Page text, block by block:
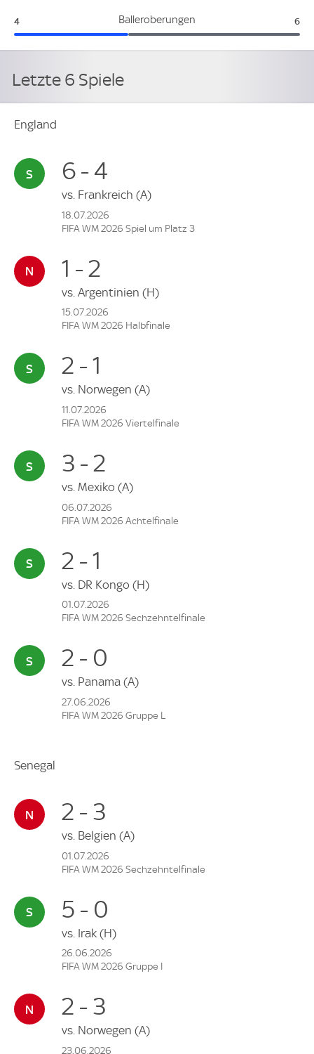
Balleroberungen
England:
4 6
Letzte 6 Spiele
England
6 - 4
vs. Frankreich (A)
18.07.2026
FIFA WM 2026 Spiel um Platz 3
1 - 2
vs. Argentinien (H)
15.07.2026
FIFA WM 2026 Halbfinale
2 - 1
vs. Norwegen (A)
11.07.2026
FIFA WM 2026 Viertelfinale
3 - 2
vs. Mexiko (A)
06.07.2026
FIFA WM 2026 Achtelfinale
2 - 1
vs. DR Kongo (H)
01.07.2026
FIFA WM 2026 Sechzehntelfinale
2 - 0
vs. Panama (A)
27.06.2026
FIFA WM 2026 Gruppe L
Senegal
2 - 3
vs. Belgien (A)
01.07.2026
FIFA WM 2026 Sechzehntelfinale
5 - 0
vs. Irak (H)
26.06.2026
FIFA WM 2026 Gruppe I
2 - 3
vs. Norwegen (A)
23.06.2026